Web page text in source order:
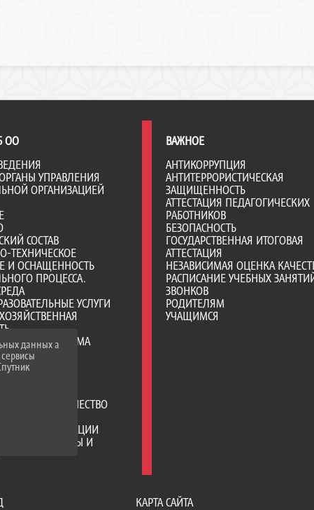
ОО
УПРАВЛЕНИЯ
ОРГАНИЗАЦИЕЙ
СОСТАВ
ТЕХНИЧЕСКОЕ
И ОСНАЩЕННОСТЬ
ПРОЦЕССА.
УСЛУГИ
ДЛЯ ПРИЕМА
ИНЫЕ ВИДЫ
СОТРУДНИЧЕСТВО
ОРГАНИЗАЦИИ
СТАНДАРТЫ И
ВАЖНОЕ
АНТИКОРРУПЦИЯ
АНТИТЕРРОРИСТИЧЕСКАЯ
ЗАЩИЩЕННОСТЬ
АТТЕСТАЦИЯ ПЕДАГОГИЧЕСКИХ
РАБОТНИКОВ
БЕЗОПАСНОСТЬ
ГОСУДАРСТВЕННАЯ ИТОГОВАЯ
АТТЕСТАЦИЯ
НЕЗАВИСИМАЯ ОЦЕНКА
РАСПИСАНИЕ УЧЕБНЫХ
ЗВОНКОВ
РОДИТЕЛЯМ
УЧАЩИМСЯ
КАРТА САЙТА
данных а